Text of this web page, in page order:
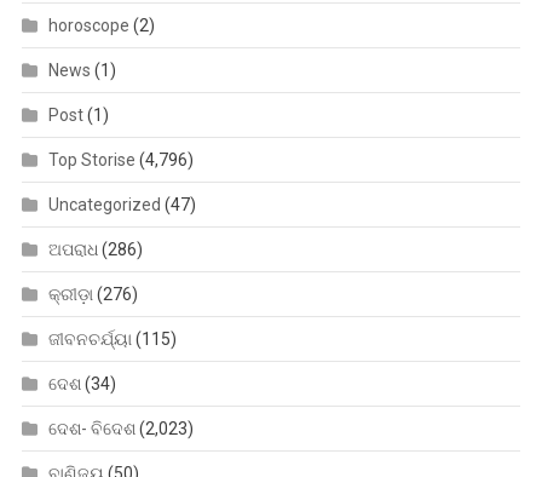
horoscope (2)
News (1)
Post(1)
Top Storise (4,796)
Uncategorized (47)
ଅପରାଧ(286)
କ୍ରୀଡ଼ା(276)
ଜୀବନଚର୍ଯ୍ୟା(115)
ଦେଶ(34)
ଦେଶ- ବିଦେଶ(2,023)